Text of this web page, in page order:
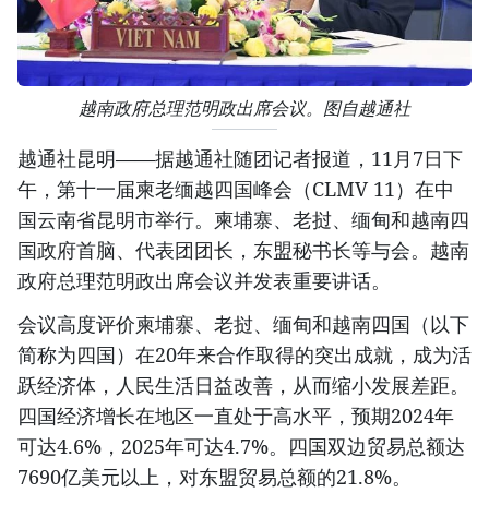
越南政府总理范明政出席会议。图自越通社
越通社昆明——据越通社随团记者报道，11月7日下
午，第十一届柬老缅越四国峰会（CLMV 11）在中
国云南省昆明市举行。柬埔寨、老挝、缅甸和越南四
国政府首脑、代表团团长，东盟秘书长等与会。越南
政府总理范明政出席会议并发表重要讲话。
会议高度评价柬埔寨、老挝、缅甸和越南四国（以下
简称为四国）在20年来合作取得的突出成就，成为活
跃经济体，人民生活日益改善，从而缩小发展差距。
四国经济增长在地区一直处于高水平，预期2024年
可达4.6%，2025年可达4.7%。四国双边贸易总额达
7690亿美元以上，对东盟贸易总额的21.8%。